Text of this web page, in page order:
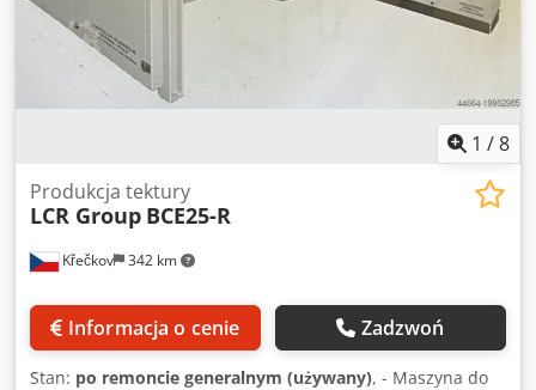
1 /8
Křečkov 342 km
Produkcja tektury
LCR Group BCE25-R
Informacja o cenie Zadzwoń
Stan: po remoncie generalnym (używany), - Maszyna do